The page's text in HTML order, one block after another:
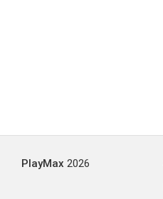
PlayMax 2026